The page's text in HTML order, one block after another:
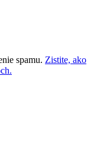
spamu. Zistite, ako